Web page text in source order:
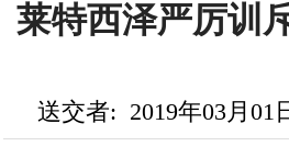
莱特西泽严厉训
送交者: 2019年03月01